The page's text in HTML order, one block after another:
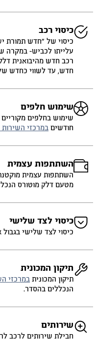
כיסוי רכב
עלייתו לכביש- במקרה
רכב חדש מהיבואנית
חדש, עד לשווי כחדש של
שימוש חלפים
חודשיםבמרכזי השירות
השתתפות עצמית
השתתפות עצמית מוקטנת
מטעם דלק מוטורס
כיסוי לצד שלישי
כיסוי לצד שלישי בגבול אחריות
תיקון המכונית
תיקון המכוניתבמרכזי
הנכללים בהסדר.
שירותים
חבילת שירותים לרכב